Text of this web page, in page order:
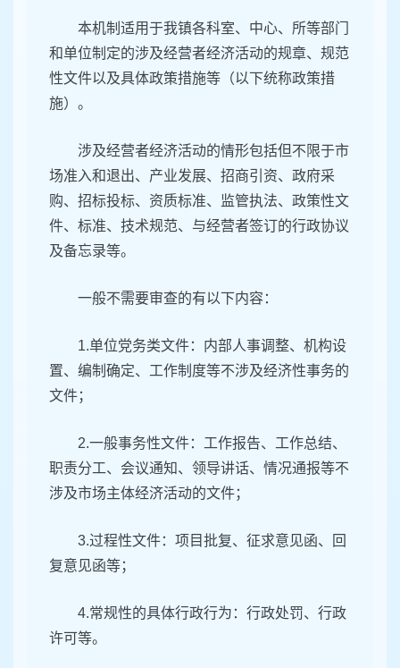
本机制适用于我镇各科室、中心、所等部门
和单位制定的涉及经营者经济活动的规章、规范
性文件以及具体政策措施等（以下统称政策措
施）。
涉及经营者经济活动的情形包括但不限于市
场准入和退出、产业发展、招商引资、政府采
购、招标投标、资质标准、监管执法、政策性文
件、标准、技术规范、与经营者签订的行政协议
及备忘录等。
一般不需要审查的有以下内容：
1.单位党务类文件：内部人事调整、机构设
置、编制确定、工作制度等不涉及经济性事务的
文件；
2.一般事务性文件：工作报告、工作总结、
职责分工、会议通知、领导讲话、情况通报等不
涉及市场主体经济活动的文件；
3.过程性文件：项目批复、征求意见函、回
复意见函等；
4.常规性的具体行政行为：行政处罚、行政
许可等。